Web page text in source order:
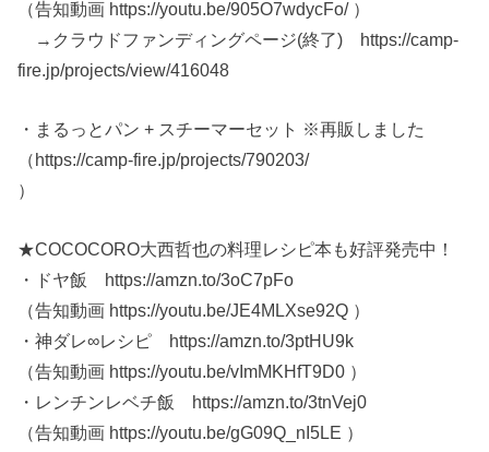
（告知動画 https://youtu.be/905O7wdycFo/ ）
→クラウドファンディングページ(終了) https://camp-
fire.jp/projects/view/416048
・まるっとパン + スチーマーセット ※再販しました
（https://camp-fire.jp/projects/790203/
）
★COCOCORO大西哲也の料理レシピ本も好評発売中！
・ドヤ飯 https://amzn.to/3oC7pFo
（告知動画 https://youtu.be/JE4MLXse92Q ）
・神ダレ∞レシピ https://amzn.to/3ptHU9k
（告知動画 https://youtu.be/vImMKHfT9D0 ）
・レンチンレベチ飯 https://amzn.to/3tnVej0
（告知動画 https://youtu.be/gG09Q_nI5LE ）